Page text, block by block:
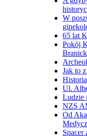
W
65 lat
Pokój
Jak to
Ul.
Ludzie
NZS
Od